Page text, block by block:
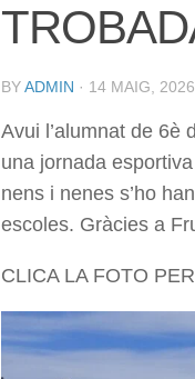
BYADMIN · 14 MAIG, 2026
Avui l’alumnat de 6è
una jornada
nens i nenes s’ho
escoles. Gràcies a
CLICA LA FOTO